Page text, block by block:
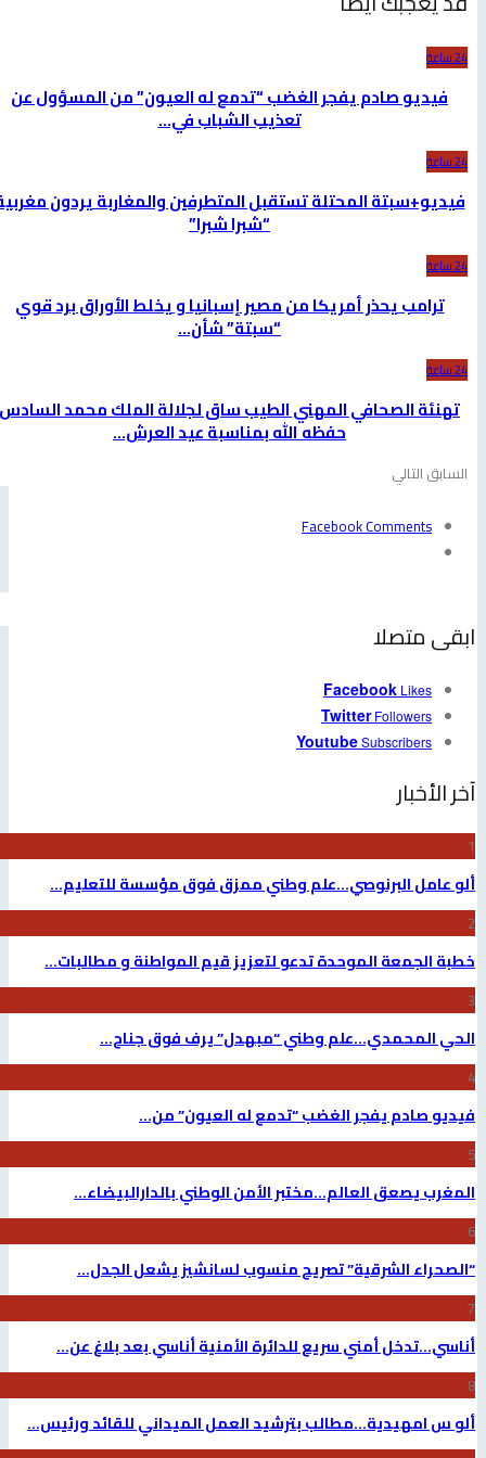
فيديو صادم يفجر الغضب “تدمع له العيون” من المسؤول عن
تعذيب الشباب في…
فيديو+سبتة المحتلة تستقبل المتطرفين والمغاربة يردون مغربية
“شبرا شبرا”
ترامب يحذر أمريكا من مصير إسبانيا و يخلط الأوراق برد قوي
“سبتة” شأن…
تهنئة الصحافي المهني الطيب ساق لجلالة الملك محمد السادس
حفظه الله بمناسبة عيد العرش…
السابقالتالي
Facebook Comments
متصلا
FacebookLikes
Twitter Followers
YoutubeSubscribers
الأخبار
عامل البرنوصي…علم وطني ممزق فوق مؤسسة للتعليم…
الجمعة الموحدة تدعو لتعزيز قيم المواطنة و مطالبات…
المحمدي…علم وطني “مبهدل” يرف فوق جناح…
صادم يفجر الغضب “تدمع له العيون” من…
يصعق العالم…مختبر الأمن الوطني بالدارالبيضاء…
الشرقية” تصريح منسوب لسانشيز يشعل الجدل…
أمني سريع للدائرة الأمنية أناسي بعد بلاغ عن…
س امهيدية…مطالب بترشيد العمل الميداني للقائد ورئيس…